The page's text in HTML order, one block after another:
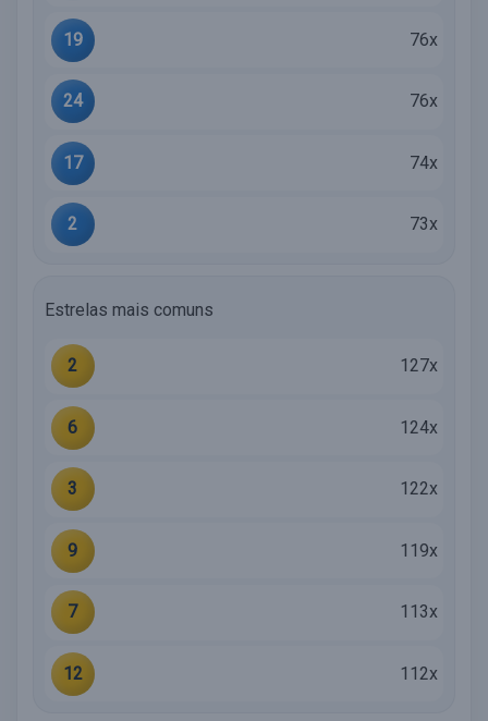
19 76x
24 76x
17 74x
2 73x
Estrelas mais comuns
2 127x
6 124x
3 122x
9 119x
7 113x
12 112x